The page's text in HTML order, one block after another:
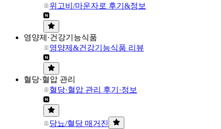
위고비/마운자로 후기&정보
영양제·건강기능식품
영양제&건강기능식품 리뷰
혈당·혈압 관리
혈당·혈압 관리 후기·정보
당뇨/혈당 매거진